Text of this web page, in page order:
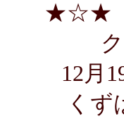
マ
12月
はモ